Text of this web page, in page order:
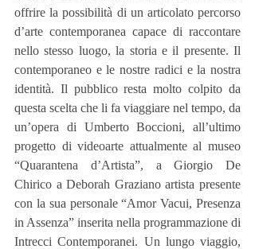
offrire la possibilità di un articolato percorso
d’arte contemporanea capace di raccontare
nello stesso luogo, la storia e il presente. Il
contemporaneo e le nostre radici e la nostra
identità. Il pubblico resta molto colpito da
questa scelta che li fa viaggiare nel tempo, da
un’opera di Umberto Boccioni, all’ultimo
progetto di videoarte attualmente al museo
“Quarantena d’Artista”, a Giorgio De
Chirico a Deborah Graziano artista presente
con la sua personale “Amor Vacui, Presenza
in Assenza” inserita nella programmazione di
Intrecci Contemporanei. Un lungo viaggio,